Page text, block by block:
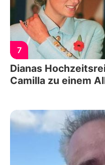
7
Dianas
Camilla zu einem